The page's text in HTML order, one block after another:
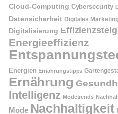
Cloud-Computing Cybersecurity
Datensicherheit Digitales Marketing
Digitalisierung
Energieeffizienz
Energien Ernährungstipps
Ernährung
Intelligenz Modetrends
Mode Nachhaltigkeit